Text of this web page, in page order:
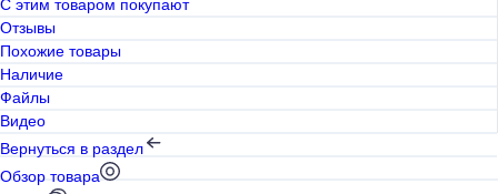
С этим товаром покупают
Отзывы
Похожие товары
Наличие
Файлы
Видео
Вернуться в раздел
Обзор товара